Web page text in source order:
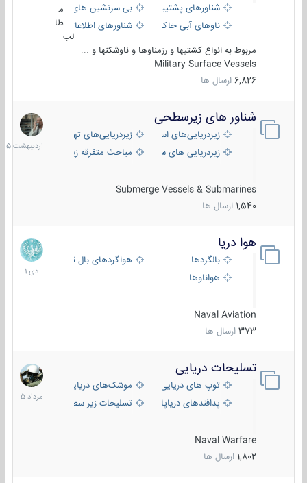
شناورهای پشتیبانی
بی سرنشین های دریایی
ناوهای آبی خاکی و نیروبرشناورهای اطلاعاتی و جاسوسی
طا
لب
مربوط به انواع کشتیها و رزمناوها و ناوشکنها و ...
Military Surface Vessels
6,826 ارسال ها
شناور های زیرسطحی
زیردریایی‌های استراتژیکزیردریایی‌های تهاجمی
زیردریایی های سبک
مباحث متفرقه زیرسطحی
Submerge Vessels & Submarines
1,540 ارسال ها
31
1405
هوا دریا
بالگردها
هواگردهای بال ثابت
هواناوها
Naval Aviation
373 ارسال ها
12
دی
1401
تسلیحات دریایی
توپ های دریایی
موشک‌های دریایی
پدافندهای دریاپایه
تسلیحات زیر سطحی
Naval Warfare
1,802 ارسال ها
2
مرداد
1405